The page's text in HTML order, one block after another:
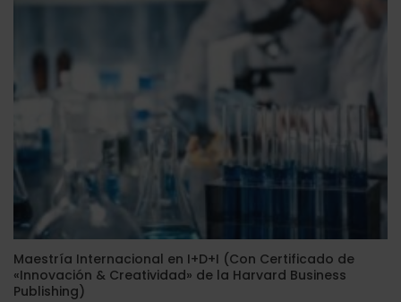
Maestría Internacional en I+D+I (Con Certificado de
«Innovación & Creatividad» de la Harvard Business
Publishing)